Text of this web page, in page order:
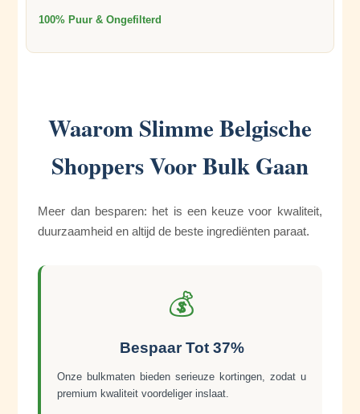
100% Puur & Ongefilterd
Waarom Slimme Belgische
Shoppers Voor Bulk Gaan
Meer dan besparen: het is een keuze voor kwaliteit,
duurzaamheid en altijd de beste ingrediënten paraat.
💰
Bespaar Tot 37%
Onze bulkmaten bieden serieuze kortingen, zodat u
premium kwaliteit voordeliger inslaat.